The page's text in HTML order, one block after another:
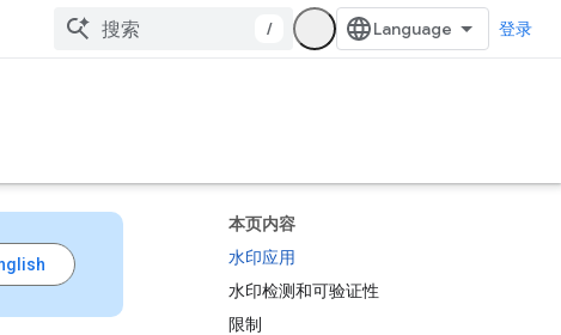
/ 登录
本页内容
水印应用
水印检测和可验证性
限制